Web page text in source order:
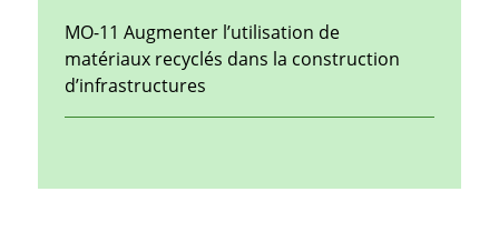
MO-11 Augmenter l’utilisation de
matériaux recyclés dans la construction
d’infrastructures